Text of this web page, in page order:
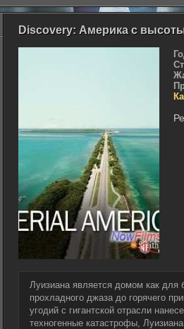
Discovery: Америка с
Луизиана является домом как
прохладного джаза до горячего
угодий с гигантской отрасли
техногенные катастрофы,